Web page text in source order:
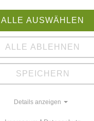
Gesundheitswesen
ALLE AUSWÄHLEN
ALLE ABLEHNEN
SPEICHERN
Details anzeigen